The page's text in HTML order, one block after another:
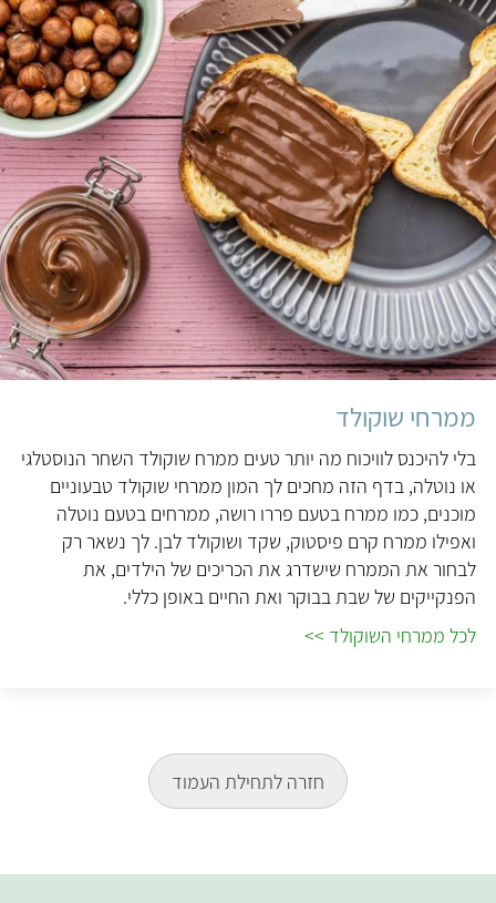
ממרחי שוקולד
בלי להיכנס לוויכוח מה יותר טעים ממרח שוקולד השחר הנוסטלגי
או נוטלה, בדף הזה מחכים לך המון ממרחי שוקולד טבעוניים
מוכנים, כמו ממרח בטעם פררו רושה, ממרחים בטעם נוטלה
ואפילו ממרח קרם פיסטוק, שקד ושוקולד לבן. לך נשאר רק
לבחור את הממרח שישדרג את הכריכים של הילדים, את
הפנקייקים של שבת בבוקר ואת החיים באופן כללי.
לכל ממרחי השוקולד >>
חזרה לתחילת העמוד